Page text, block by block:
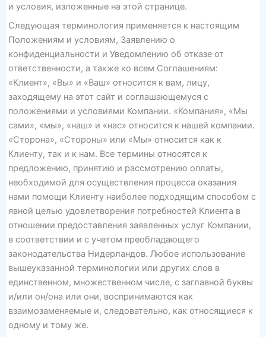
и условия, изложенные на этой странице.
Следующая терминология применяется к настоящим
Положениям и условиям, Заявлению о
конфиденциальности и Уведомлению об отказе от
ответственности, а также ко всем Соглашениям:
«Клиент», «Вы» и «Ваш» относится к вам, лицу,
заходящему на этот сайт и соглашающемуся с
положениями и условиями Компании. «Компания», «Мы
сами», «мы», «наш» и «нас» относится к нашей компании.
«Сторона», «Стороны» или «Мы» относится как к
Клиенту, так и к нам. Все термины относятся к
предложению, принятию и рассмотрению оплаты,
необходимой для осуществления процесса оказания
нами помощи Клиенту наиболее подходящим способом с
явной целью удовлетворения потребностей Клиента в
отношении предоставления заявленных услуг Компании,
в соответствии и с учетом преобладающего
законодательства Нидерландов. Любое использование
вышеуказанной терминологии или других слов в
единственном, множественном числе, с заглавной буквы
и/или он/она или они, воспринимаются как
взаимозаменяемые и, следовательно, как относящиеся к
одному и тому же.